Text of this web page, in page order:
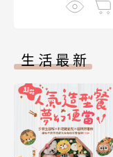
生活最新